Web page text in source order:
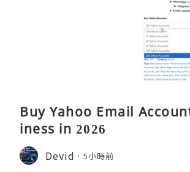
Buy Yahoo Email
iness in 2026
Devid 5小時前